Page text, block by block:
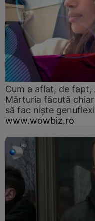
Cum a aflat, de fapt,
Mărturia făcută
să fac niște
www.wowbiz.ro